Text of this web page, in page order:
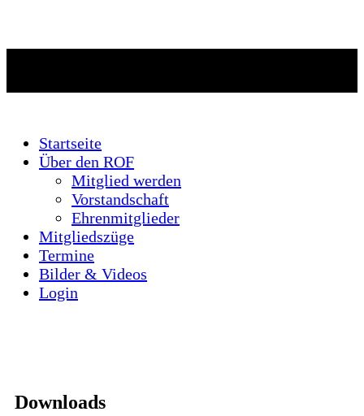
Startseite
Über den ROF
Mitglied werden
Vorstandschaft
Ehrenmitglieder
Mitgliedszüge
Termine
Bilder & Videos
Login
Downloads